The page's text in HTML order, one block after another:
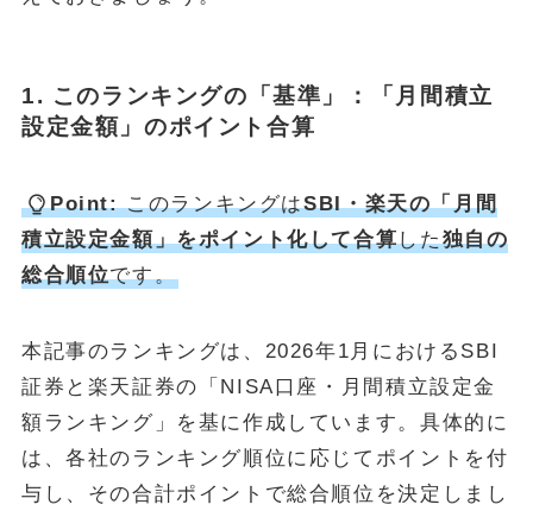
1. このランキングの「基準」：「月間積立
設定金額」のポイント合算
Point:このランキングはSBI・楽天の「月間
積立設定金額」をポイント化して合算した独自の
総合順位です。
本記事のランキングは、2026年1月におけるSBI
証券と楽天証券の「NISA口座・月間積立設定金
額ランキング」を基に作成しています。具体的に
は、各社のランキング順位に応じてポイントを付
与し、その合計ポイントで総合順位を決定しまし